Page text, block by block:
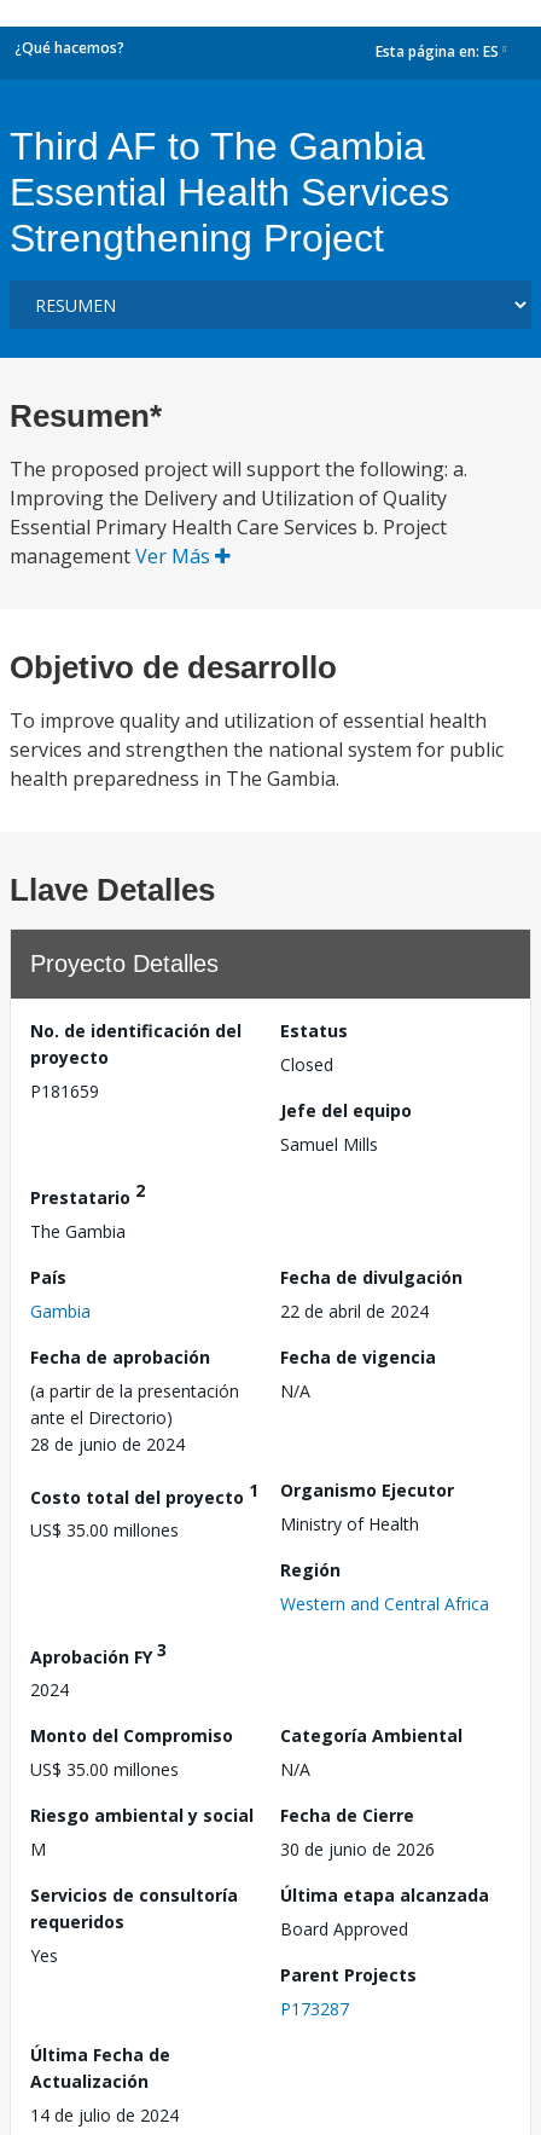
¿Qué hacemos? Esta página en: ES
Third AF to The Gambia
Essential Health Services
Strengthening Project
Resumen*
The proposed project will support the following: a.
Improving the Delivery and Utilization of Quality
Essential Primary Health Care Services b. Project
managementVer Más
Objetivo de desarrollo
To improve quality and utilization of essential health
services and strengthen the national system for public
health preparedness in The Gambia.
Llave Detalles
Proyecto Detalles
No. de identificación del
proyecto
P181659
Estatus
Closed
Jefe del equipo
Samuel Mills
Prestatario 2
The Gambia
País
Gambia
Fecha de divulgación
22 de abril de 2024
Fecha de aprobación
(a partir de la presentación
ante el Directorio)
28 de junio de 2024
Fecha de vigencia
N/A
Costo total del proyecto 1
US$ 35.00 millones
Organismo Ejecutor
Ministry of Health
Región
Western and Central Africa
Aprobación FY3
2024
Monto del Compromiso
US$ 35.00 millones
Categoría Ambiental
N/A
Riesgo ambiental y social
M
Fecha de Cierre
30 de junio de 2026
Servicios de consultoría
requeridos
Yes
Última etapa alcanzada
Board Approved
Parent Projects
P173287
Última Fecha de
Actualización
14 de julio de 2024